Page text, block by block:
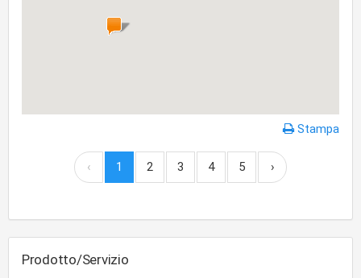
Stampa
‹ 1 2 3 4 5 ›
Prodotto/Servizio